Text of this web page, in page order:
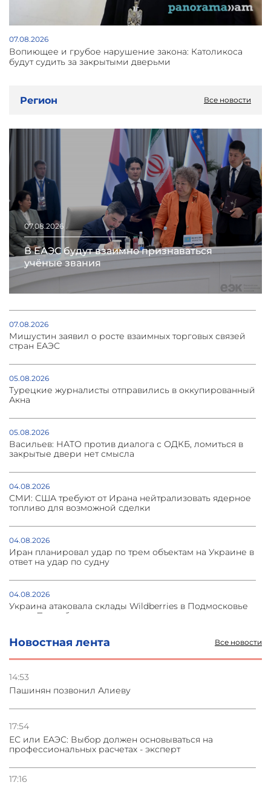
Новостная лента Все новости
14:53
Пашинян позвонил Алиеву
17:54
ЕС или ЕАЭС: Выбор должен основываться на
профессиональных расчетах - эксперт
17:16
07.08.2026
Вопиющее и грубое нарушение закона: Католикоса
будут судить за закрытыми дверьми
Регион Все новости
07.08.2026
В ЕАЭС будут взаимно признаваться
учёные звания
07.08.2026
Мишустин заявил о росте взаимных торговых связей
стран ЕАЭС
05.08.2026
Турецкие журналисты отправились в оккупированный
Акна
05.08.2026
Васильев: НАТО против диалога с ОДКБ, ломиться в
закрытые двери нет смысла
04.08.2026
СМИ: США требуют от Ирана нейтрализовать ядерное
топливо для возможной сделки
04.08.2026
Иран планировал удар по трем объектам на Украине в
ответ на удар по судну
04.08.2026
Украина атаковала склады Wildberries в Подмосковье
и под Петербургом
03.08.2026
Стратегия безопасности ОДКБ допускает применение
Азербайджане
31.07.2026
Сотрудничество и очереди – детали визита главы
погрануправления СНБ Армении в Тбилиси